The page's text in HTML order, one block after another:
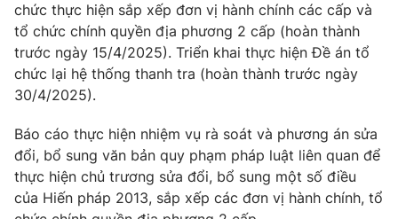
VTV Sức khoẻ Bất động sản
Thị trường 24h Tấm lòng Việt
VTV4 Vươn mình bằng AI
VTV9 VTV8
chức thực hiện sắp xếp đơn vị hành chính các cấp và
tổ chức chính quyền địa phương 2 cấp (hoàn thành
trước ngày 15/4/2025). Triển khai thực hiện Đề án tổ
chức lại hệ thống thanh tra (hoàn thành trước ngày
30/4/2025).
Báo cáo thực hiện nhiệm vụ rà soát và phương án sửa
đổi, bổ sung văn bản quy phạm pháp luật liên quan để
thực hiện chủ trương sửa đổi, bổ sung một số điều
của Hiến pháp 2013, sắp xếp các đơn vị hành chính, tổ